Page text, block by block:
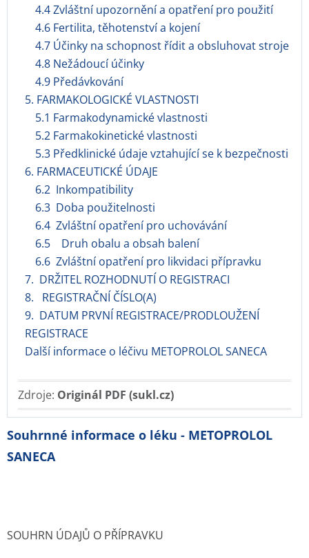
4.4 Zvláštní upozornění a opatření pro použití
4.6 Fertilita, těhotenství a kojení
4.7 Účinky na schopnost řídit a obsluhovat stroje
4.8 Nežádoucí účinky
4.9 Předávkování
5. FARMAKOLOGICKÉ VLASTNOSTI
5.1 Farmakodynamické vlastnosti
5.2 Farmakokinetické vlastnosti
5.3 Předklinické údaje vztahující se k bezpečnosti
6. FARMACEUTICKÉ ÚDAJE
6.2 Inkompatibility
6.3 Doba použitelnosti
6.4 Zvláštní opatření pro uchovávání
6.5 Druh obalu a obsah balení
6.6 Zvláštní opatření pro likvidaci přípravku
7. DRŽITEL ROZHODNUTÍ O REGISTRACI
8. REGISTRAČNÍ ČÍSLO(A)
9. DATUM PRVNÍ REGISTRACE/PRODLOUŽENÍ
REGISTRACE
Další informace o léčivu METOPROLOL SANECA
Zdroje: Originál PDF (sukl.cz)
Souhrnné informace o léku - METOPROLOL
SANECA
SOUHRN ÚDAJŮ O PŘÍPRAVKU